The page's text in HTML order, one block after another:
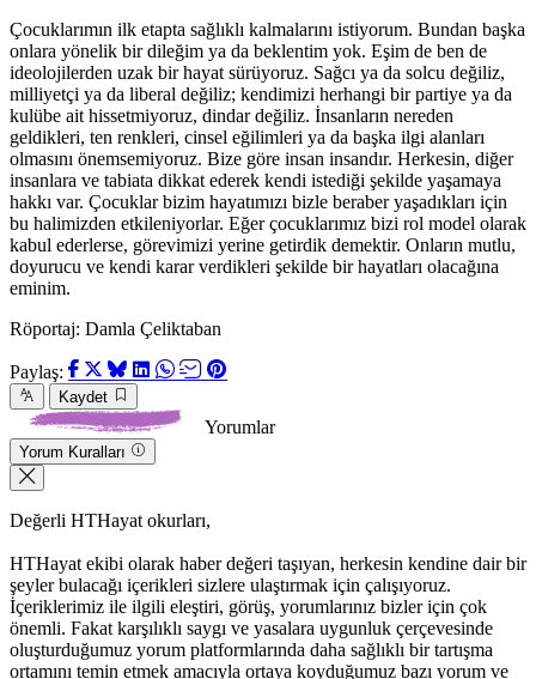
Çocuklarımın ilk etapta sağlıklı kalmalarını istiyorum. Bundan başka
onlara yönelik bir dileğim ya da beklentim yok. Eşim de ben de
ideolojilerden uzak bir hayat sürüyoruz. Sağcı ya da solcu değiliz,
milliyetçi ya da liberal değiliz; kendimizi herhangi bir partiye ya da
kulübe ait hissetmiyoruz, dindar değiliz. İnsanların nereden
geldikleri, ten renkleri, cinsel eğilimleri ya da başka ilgi alanları
olmasını önemsemiyoruz. Bize göre insan insandır. Herkesin, diğer
insanlara ve tabiata dikkat ederek kendi istediği şekilde yaşamaya
hakkı var. Çocuklar bizim hayatımızı bizle beraber yaşadıkları için
bu halimizden etkileniyorlar. Eğer çocuklarımız bizi rol model olarak
kabul ederlerse, görevimizi yerine getirdik demektir. Onların mutlu,
doyurucu ve kendi karar verdikleri şekilde bir hayatları olacağına
eminim.
Röportaj: Damla Çeliktaban
Paylaş:
Kaydet
Yorumlar
Yorum Kuralları
Değerli HTHayat okurları,
HTHayat ekibi olarak haber değeri taşıyan, herkesin kendine dair bir
şeyler bulacağı içerikleri sizlere ulaştırmak için çalışıyoruz.
İçeriklerimiz ile ilgili eleştiri, görüş, yorumlarınız bizler için çok
önemli. Fakat karşılıklı saygı ve yasalara uygunluk çerçevesinde
oluşturduğumuz yorum platformlarında daha sağlıklı bir tartışma
ortamını temin etmek amacıyla ortaya koyduğumuz bazı yorum ve